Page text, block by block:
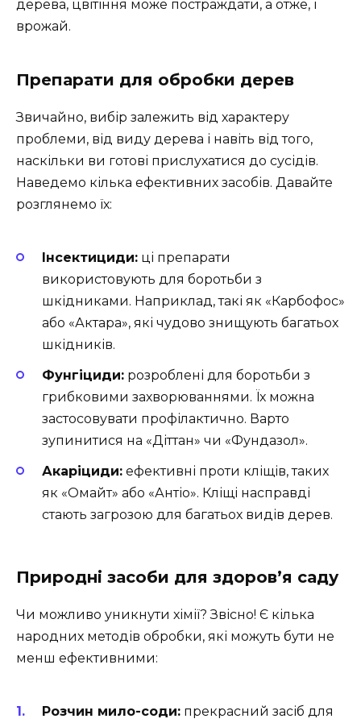
дерева, цвітіння може постраждати, а отже, і
врожай.
Препарати для обробки дерев
Звичайно, вибір залежить від характеру
проблеми, від виду дерева і навіть від того,
наскільки ви готові прислухатися до сусідів.
Наведемо кілька ефективних засобів. Давайте
розглянемо їх:
Інсектициди: ці препарати
використовують для боротьби з
шкідниками. Наприклад, такі як «Карбофос»
або «Актара», які чудово знищують багатьох
шкідників.
Фунгіциди: розроблені для боротьби з
грибковими захворюваннями. Їх можна
застосовувати профілактично. Варто
зупинитися на «Діттан» чи «Фундазол».
Акаріциди: ефективні проти кліщів, таких
як «Омайт» або «Антіо». Кліщі насправді
стають загрозою для багатьох видів дерев.
Природні засоби для здоров’я саду
Чи можливо уникнути хімії? Звісно! Є кілька
народних методів обробки, які можуть бути не
менш ефективними:
Розчин мило-соди: прекрасний засіб для